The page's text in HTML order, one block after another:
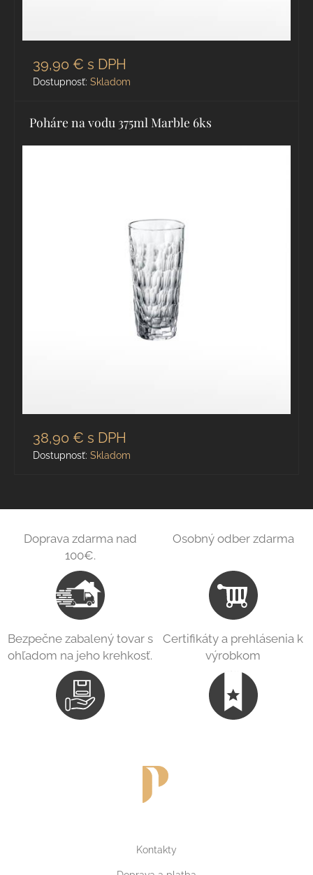
39,90 € s DPH
Dostupnosť: Skladom
Poháre na vodu 375ml Marble 6ks
38,90 € s DPH
Dostupnosť: Skladom
Doprava zdarma nad
100€.
Osobný odber zdarma
Bezpečne zabalený tovar s
ohľadom na jeho krehkosť.
Certifikáty a prehlásenia k
výrobkom
Kontakty